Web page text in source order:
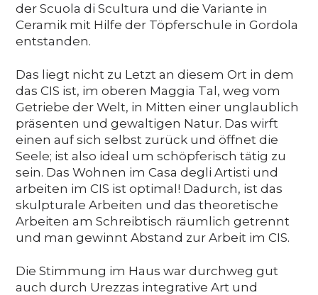
der Scuola di Scultura und die Variante in
Ceramik mit Hilfe der Töpferschule in Gordola
entstanden.
Das liegt nicht zu Letzt an diesem Ort in dem
das CIS ist, im oberen Maggia Tal, weg vom
Getriebe der Welt, in Mitten einer unglaublich
präsenten und gewaltigen Natur. Das wirft
einen auf sich selbst zurück und öffnet die
Seele; ist also ideal um schöpferisch tätig zu
sein. Das Wohnen im Casa degli Artisti und
arbeiten im CIS ist optimal! Dadurch, ist das
skulpturale Arbeiten und das theoretische
Arbeiten am Schreibtisch räumlich getrennt
und man gewinnt Abstand zur Arbeit im CIS.
Die Stimmung im Haus war durchweg gut
auch durch Urezzas integrative Art und